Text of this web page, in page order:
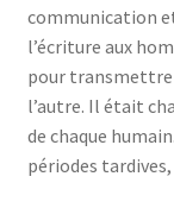
communication
l’écriture aux
pour transmettre
l’autre. Il était
de chaque
périodes